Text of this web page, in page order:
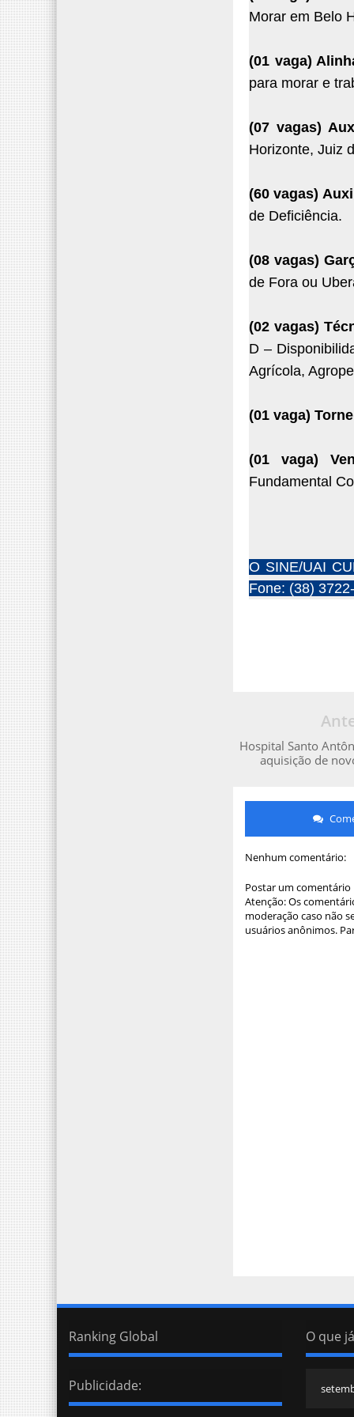
Morar em Belo
(01 vaga)
para morar e
(07 vagas)
Horizonte, Juiz
(60 vagas)
de Deficiência.
(08 vagas)
de Fora ou
(02 vagas)
D –
Agrícola,
(01 vaga)
(01 vaga)
Fundamental
O SINE/UAI
Fone: (38)
Hospital Santo
aquisição de
Nenhum comentário:
Postar um comentário
Atenção: Os
moderação caso não
usuários anônimos.
Ranking Global
Publicidade:
O que